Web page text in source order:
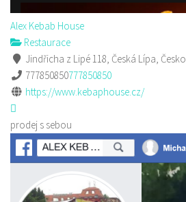
Alex Kebab House
Restaurace
Jindřicha z Lipé 118, Česká Lípa, Česko
777850850777850850
https://www.kebaphouse.cz/
prodej s sebou